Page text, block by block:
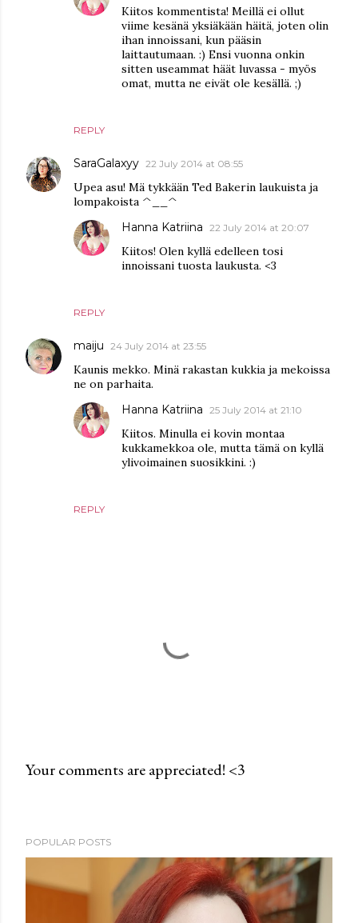
REPLY
Kiitos kommentista! Meillä ei ollut
viime kesänä yksiäkään häitä, joten olin
ihan innoissani, kun pääsin
laittautumaan. :) Ensi vuonna onkin
sitten useammat häät luvassa - myös
omat, mutta ne eivät ole kesällä. ;)
SaraGalaxyy 22 July 2014 at 08:55
Upea asu! Mä tykkään Ted Bakerin laukuista ja
lompakoista ^__^
REPLY
Hanna Katriina 22 July 2014 at 20:07
Kiitos! Olen kyllä edelleen tosi
innoissani tuosta laukusta. <3
maiju 24 July 2014 at 23:55
Kaunis mekko. Minä rakastan kukkia ja mekoissa
ne on parhaita.
REPLY
Hanna Katriina 25 July 2014 at 21:10
Kiitos. Minulla ei kovin montaa
kukkamekkoa ole, mutta tämä on kyllä
ylivoimainen suosikkini. :)
t
a
Your comments are appreciated! <3
POPULAR POSTS